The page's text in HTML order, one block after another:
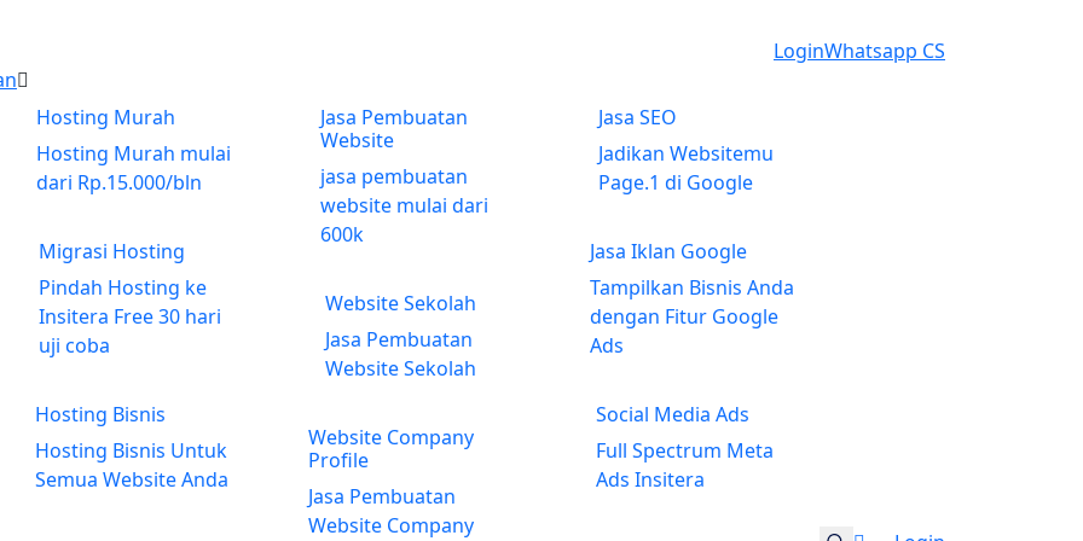
LoginWhatsapp CS
Hosting Murah
Hosting Murah mulai
dari Rp.15.000/bln
Migrasi Hosting
Pindah Hosting ke
Insitera Free 30 hari
uji coba
Hosting Bisnis
Hosting Bisnis Untuk
Semua Website Anda
Jasa Pembuatan
Website
jasa pembuatan
website mulai dari
600k
Website Sekolah
Jasa Pembuatan
Website Sekolah
Website Company
Profile
Jasa Pembuatan
Website Company
Jasa SEO
Jadikan Websitemu
Page.1 di Google
Jasa Iklan Google
Tampilkan Bisnis Anda
dengan Fitur Google
Ads
Social Media Ads
Full Spectrum Meta
Ads Insitera